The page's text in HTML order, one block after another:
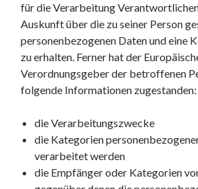
für die Verarbeitung
Auskunft über die zu seiner Person
personenbezogenen Daten und eine
zu erhalten. Ferner hat der
Verordnungsgeber der betroffenen
folgende Informationen zugestanden:
die Verarbeitungszwecke
die Kategorien
verarbeitet werden
die Empfänger oder Kategorien